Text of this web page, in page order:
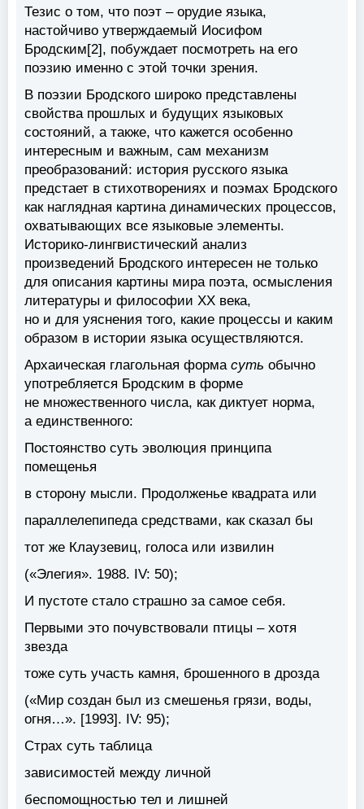
Тезис о том, что поэт – орудие языка,
настойчиво утверждаемый Иосифом
Бродским[2], побуждает посмотреть на его
поэзию именно с этой точки зрения.
В поэзии Бродского широко представлены
свойства прошлых и будущих языковых
состояний, а также, что кажется особенно
интересным и важным, сам механизм
преобразований: история русского языка
предстает в стихотворениях и поэмах Бродского
как наглядная картина динамических процессов,
охватывающих все языковые элементы.
Историко-лингвистический анализ
произведений Бродского интересен не только
для описания картины мира поэта, осмысления
литературы и философии XX века,
но и для уяснения того, какие процессы и каким
образом в истории языка осуществляются.
Архаическая глагольная форма суть обычно
употребляется Бродским в форме
не множественного числа, как диктует норма,
а единственного:
Постоянство суть эволюция принципа
помещенья
в сторону мысли. Продолженье квадрата или
параллелепипеда средствами, как сказал бы
тот же Клаузевиц, голоса или извилин
(«Элегия». 1988. IV: 50);
И пустоте стало страшно за самое себя.
Первыми это почувствовали птицы – хотя
звезда
тоже суть участь камня, брошенного в дрозда
(«Мир создан был из смешенья грязи, воды,
огня…». [1993]. IV: 95);
Страх суть таблица
зависимостей между личной
беспомощностью тел и лишней